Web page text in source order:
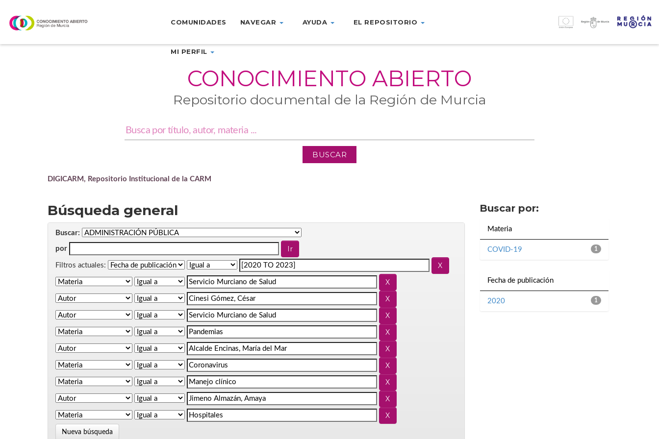
navigation
COMUNIDADES NAVEGAR AYUDA EL REPOSITORIO
MI PERFIL
CONOCIMIENTO ABIERTO
Repositorio documental de la Región de Murcia
DIGICARM, Repositorio Institucional de la CARM
Búsqueda general
Buscar:
por
Filtros actuales:
Nueva búsqueda
Buscar por:
Materia
1
COVID-19
Fecha de publicación
1
2020